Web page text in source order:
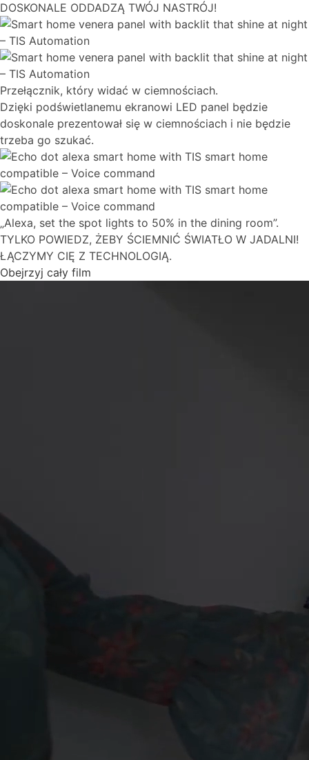
DOSKONALE ODDADZĄ TWÓJ NASTRÓJ!
Przełącznik, który widać w ciemnościach.
Dzięki podświetlanemu ekranowi LED panel będzie
doskonale prezentował się w ciemnościach i nie będzie
trzeba go szukać.
„Alexa, set the spot lights to 50% in the dining room”.
TYLKO POWIEDZ, ŻEBY ŚCIEMNIĆ ŚWIATŁO W JADALNI!
ŁĄCZYMY CIĘ Z TECHNOLOGIĄ.
Obejrzyj cały film